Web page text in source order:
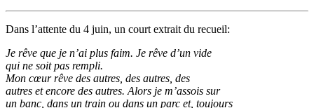
Dans l’attente du 4 juin, un court extrait du recueil:
Je rêve que je n’ai plus faim. Je rêve d’un vide
qui ne soit pas rempli.
Mon cœur rêve des autres, des autres, des
autres et encore des autres. Alors je m’assois sur
un banc, dans un train ou dans un parc et, toujours